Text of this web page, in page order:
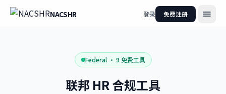
NACSHR 登录 免费注册
Federal· 9 免费工具
联邦 HR 合规工具